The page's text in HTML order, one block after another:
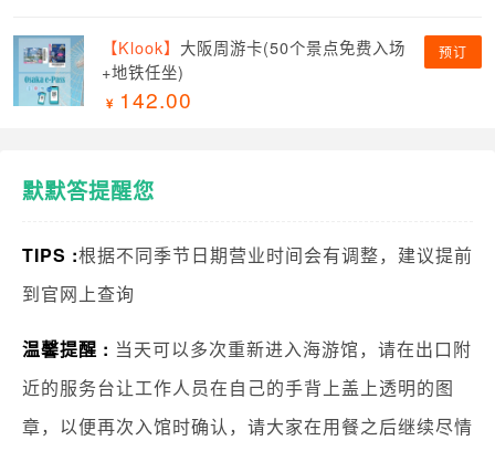
【Klook】 大阪周游卡(50个景点免费入场
+地铁任坐)
142.00
预订
默默答提醒您
TIPS :根据不同季节日期营业时间会有调整，建议提前
到官网上查询
温馨提醒 : 当天可以多次重新进入海游馆，请在出口附
近的服务台让工作人员在自己的手背上盖上透明的图
章，以便再次入馆时确认，请大家在用餐之后继续尽情